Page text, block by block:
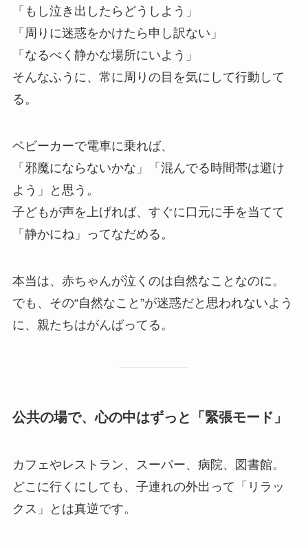
「もし泣き出したらどうしよう」
「周りに迷惑をかけたら申し訳ない」
「なるべく静かな場所にいよう」
そんなふうに、常に周りの目を気にして行動して
る。
ベビーカーで電車に乗れば、
「邪魔にならないかな」「混んでる時間帯は避け
よう」と思う。
子どもが声を上げれば、すぐに口元に手を当てて
「静かにね」ってなだめる。
本当は、赤ちゃんが泣くのは自然なことなのに。
でも、その“自然なこと”が迷惑だと思われないよう
に、親たちはがんばってる。
公共の場で、心の中はずっと「緊張モード」
カフェやレストラン、スーパー、病院、図書館。
どこに行くにしても、子連れの外出って「リラッ
クス」とは真逆です。